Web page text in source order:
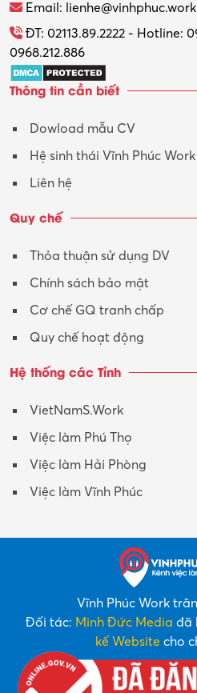
Tổ chức sự kiện – Quà tặng
Trợ lý
Tư vấn
Tư vấn – Kiến trúc
Y tế-Dược
Email: lienhe@vinhphuc.work
ĐT: 02113.89.2222 - Hotline:
0968.212.886
Thông tin cần biết
Dowload mẫu CV
Hệ sinh thái Vĩnh Phúc Work
Liên hệ
Quy chế
Thỏa thuận sử dụng DV
Chính sách bảo mật
Cơ chế GQ tranh chấp
Quy chế hoạt động
Hệ thống các Tỉnh
VietNamS.Work
Việc làm Phú Thọ
Việc làm Hải Phòng
Việc làm Vĩnh Phúc
Vĩnh Phúc Work
Đối tác: Minh Đức Media đã
kế Website cho